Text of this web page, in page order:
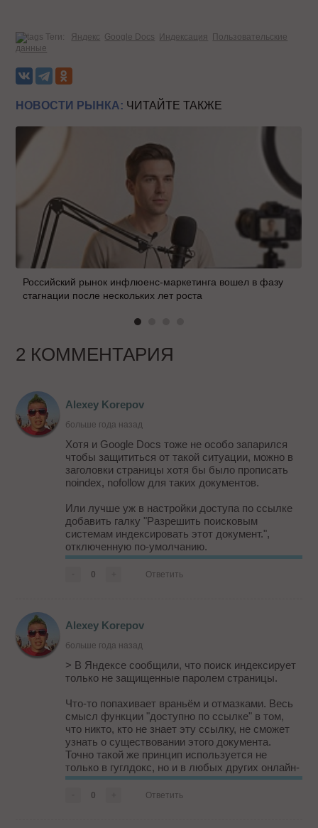
Теги: Яндекс Google Docs Индексация
Пользовательские
данные
НОВОСТИ РЫНКА: ЧИТАЙТЕ ТАКЖЕ
Российский рынок инфлюенс-маркетинга вошел в фазу
стагнации после нескольких лет роста
2 КОММЕНТАРИЯ
Alexey Korepov
больше года назад
Хотя и Google Docs тоже не особо запарился
чтобы защититься от такой ситуации, можно в
заголовки страницы хотя бы было прописать
noindex, nofollow для таких документов.
Или лучше уж в настройки доступа по ссылке
добавить галку "Разрешить поисковым
системам индексировать этот документ.",
отключенную по-умолчанию.
Ведь реально полно людей, неособо знакомых
0 Ответить
Alexey Korepov
больше года назад
> В Яндексе сообщили, что поиск индексирует
только не защищенные паролем страницы.
Что-то попахивает враньём и отмазками. Весь
смысл функции "доступно по ссылке" в том,
что никто, кто не знает эту ссылку, не сможет
узнать о существовании этого документа.
Точно такой же принцип используется не
только в гуглдокс, но и в любых других онлайн-
сервисах!
0 Ответить